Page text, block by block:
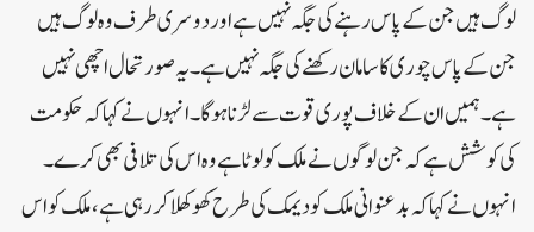
لوگ ہیں جن کے پاس رہنے کی جگہ نہیں ہے اور دوسری طرف وہ لوگ ہیں
جن کے پاس چوری کا سامان رکھنے کی جگہ نہیں ہے۔ یہ صورتحال اچھی نہیں
ہے۔ ہمیں ان کے خلاف پوری قوت سے لڑنا ہوگا۔انہوں نے کہا کہ حکومت
کی کوشش ہے کہ جن لوگوں نے ملک کو لوٹا ہے وہ اس کی تلافی بھی کرے۔
انہوں نے کہا کہ بدعنوانی ملک کو دیمک کی طرح کھوکھلا کر رہی ہے، ملک کو اس